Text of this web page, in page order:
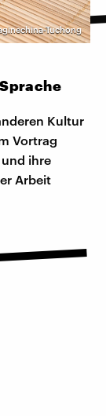
Tuchong
Kultur
Vortrag
ihre
Arbeit